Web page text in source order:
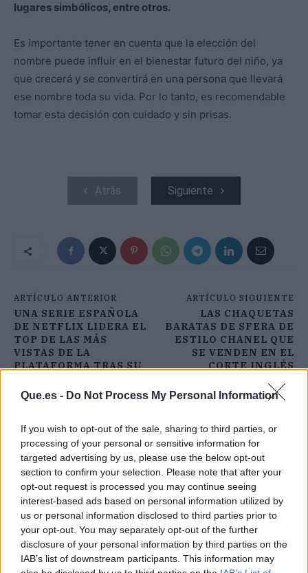
Que.es - Do Not Process My Personal Information
If you wish to opt-out of the sale, sharing to third parties, or
processing of your personal or sensitive information for
targeted advertising by us, please use the below opt-out
section to confirm your selection. Please note that after your
opt-out request is processed you may continue seeing
interest-based ads based on personal information utilized by
us or personal information disclosed to third parties prior to
your opt-out. You may separately opt-out of the further
disclosure of your personal information by third parties on the
IAB’s list of downstream participants. This information may
lugares simbólicos, entre otros.
Es importante tener en cuenta que la elección del
nombre puede influir en el bienestar futuro del niño, ya
que crecerá y se convertirá en una persona que llevará
ese nombre toda su vida. Por lo tanto, es recomendable
tomar esta decisión con cuidado y sin prisas.
Atrás Siguiente
ARTÍCULO ANTERIOR
UNA SERIE ESPAÑOLA
DE NETFLIX LIDERA EL
TOP DE LAS MÁS
VISTAS DE LA
PLATAFORMA TRAS SU
ARTÍCULO SIGUIENTE
LAS CHAQUETAS
BARATAS DE SFERA DE
ESTILO CHANEL QUE
SE VENDEN EN EL
CORTE INGLÉS